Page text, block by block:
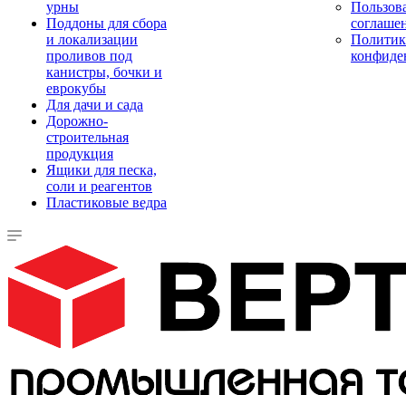
урны
Поддоны для сбора
и локализации
проливов под
канистры, бочки и
еврокубы
Для дачи и сада
Дорожно-
строительная
продукция
Ящики для песка,
соли и реагентов
Пластиковые ведра